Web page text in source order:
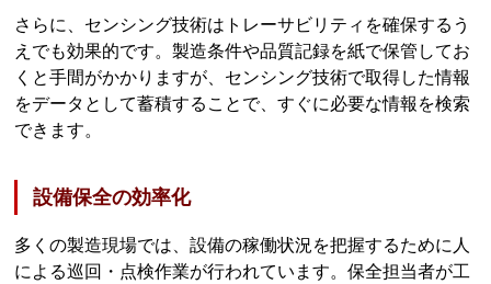
さらに、センシング技術はトレーサビリティを確保するう
えでも効果的です。製造条件や品質記録を紙で保管してお
くと手間がかかりますが、センシング技術で取得した情報
をデータとして蓄積することで、すぐに必要な情報を検索
できます。
設備保全の効率化
多くの製造現場では、設備の稼働状況を把握するために人
による巡回・点検作業が行われています。保全担当者が工